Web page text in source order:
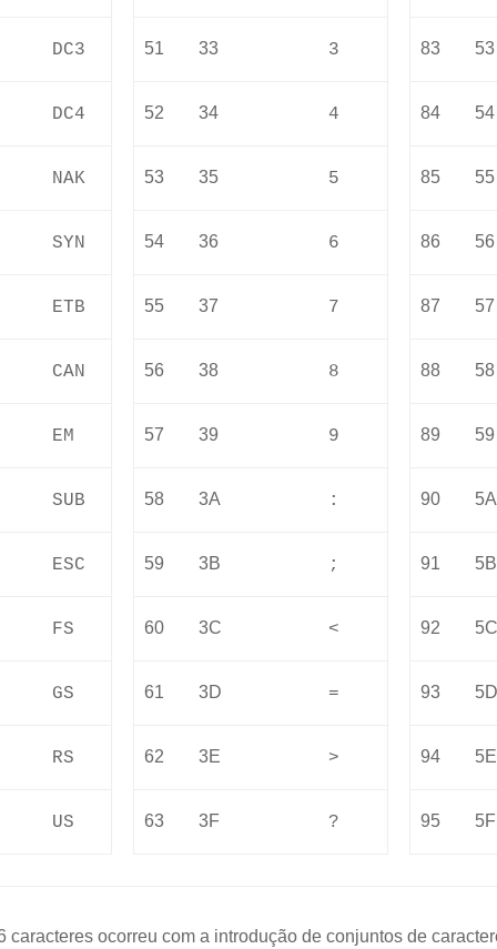
DC3
DC4
NAK
SYN
ETB
CAN
EM
SUB
ESC
FS
GS
RS
US
51 33 3
52 34 4
53 35 5
54 36 6
55 37 7
56 38 8
57 39 9
58 3A :
59 3B ;
60 3C <
61 3D =
62 3E >
63 3F ?
83 53
84 54
85 55
86 56
87 57
88 58
89 59
90 5A
91 5B
92
93
94 5E
95 5F
caracteres ocorreu com a introdução de conjuntos de